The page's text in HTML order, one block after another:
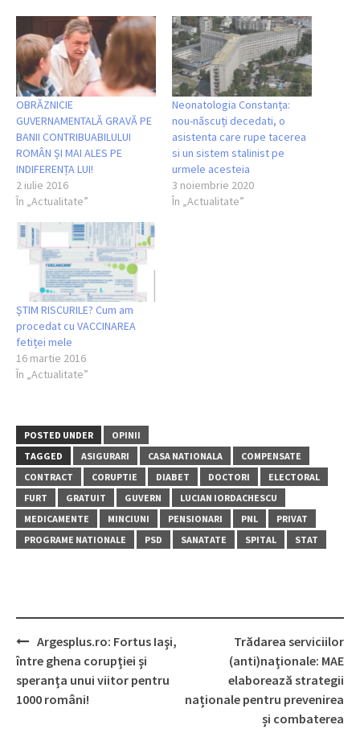
OBRĂZNICIE
GUVERNAMENTALĂ GRAVĂ PE
BANII CONTRIBUABILULUI
ROMÂN ȘI MAI ALES PE
INDIFERENȚA LUI!
2 iulie 2016
În „Actualitate”
Neonatologia Constanța:
nou-născuți decedati, o
asistenta care rupe tacerea
si un sistem stalinist pe
urmele acesteia
3 noiembrie 2020
În „Actualitate”
ŞTIM RISCURILE? Cum am
procedat cu VACCINAREA
fetiței mele
16 martie 2016
În „Actualitate”
POSTED UNDER
OPINII
TAGGED
ASIGURARI CASA NATIONALA
COMPENSATE
CONTRACT
CORUPTIE DIABET DOCTORI
ELECTORAL
FURT
GRATUIT GUVERN
LUCIAN IORDACHESCU
MEDICAMENTE
MINCIUNI PENSIONARI PNL
PRIVAT
PROGRAME NATIONALE
PSD SANATATE SPITAL STAT
Post
navigation
Argesplus.ro: Fortus Iaşi,
între ghena corupţiei şi
speranţa unui viitor pentru
1000 români!
Trădarea serviciilor
(anti)naţionale: MAE
elaborează strategii
naționale pentru prevenirea
și combaterea